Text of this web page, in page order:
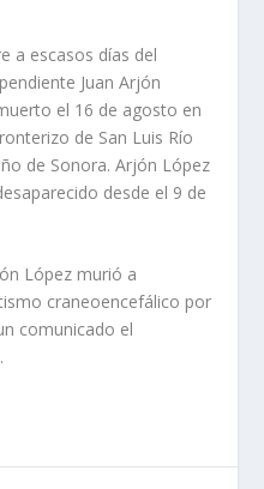
a escasos días del
Juan Arjón
el 16 de agosto en
de San Luis Río
de Sonora. Arjón López
desde el 9 de
López murió a
craneoencefálico por
comunicado el